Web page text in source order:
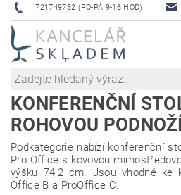
721749732 (PO-PÁ 9-16 HOD)
KONFERENČNÍ
ROHOVOU PODNOŽÍ
Podkategorie nabízí konferenční
Pro Office s kovovou
výšku 74,2 cm. Jsou vhodné ke
Office B a ProOffice C.